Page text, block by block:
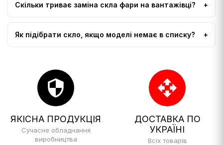
Скільки триває заміна скла фари на вантажівці?
Як підібрати скло, якщо моделі немає в списку?
security
ЯКІСНА ПРОДУКЦІЯ
Сучасне обладнання
виробництва
open_with
ДОСТАВКА ПО
УКРАЇНІ
Всіх товарів